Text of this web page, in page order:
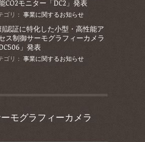
CO2モニター「DC2」発表
ゴリ： 事業に関するお知らせ
認証に特化した小型・高性能ア
ス制御サーモグラフィーカメラ
DC506」発表
ゴリ： 事業に関するお知らせ
モグラフィーカメラ